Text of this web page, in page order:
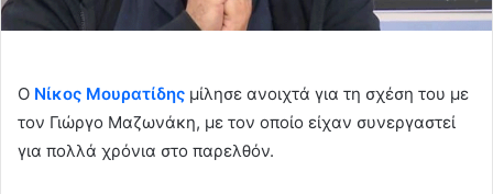
Ο Νίκος Μουρατίδης μίλησε ανοιχτά για τη σχέση του με
τον Γιώργο Μαζωνάκη, με τον οποίο είχαν συνεργαστεί
για πολλά χρόνια στο παρελθόν.